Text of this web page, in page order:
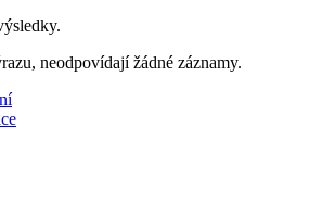
neodpovídají žádné záznamy.